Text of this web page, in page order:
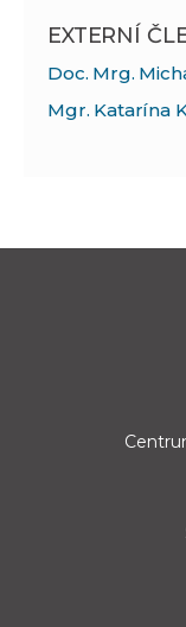
EXTERNÍ
Doc. Mrg.
Mgr. Katarína